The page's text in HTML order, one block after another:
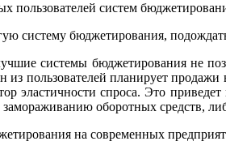
пользователей систем
систему бюджетирования,
системы бюджетирования не
из пользователей планирует
эластичности спроса. Это
оборотных средств,
на современных